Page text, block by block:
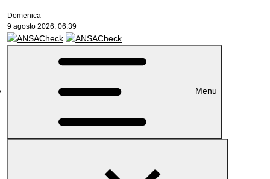
Domenica
9 agosto 2026, 06:39
Menu